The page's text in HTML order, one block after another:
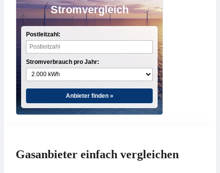
Stromvergleich
Postleitzahl:
Stromverbrauch pro Jahr:
Anbieter finden »
Gasanbieter einfach vergleichen